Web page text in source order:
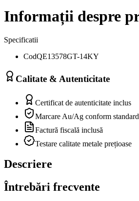
Informații despre
Specificatii
CodQE13578GT-14KY
Calitate & Autenticitate
Certificat de autenticitate inclus
Marcare Au/Ag conform
Factură fiscală inclusă
Testare calitate metale prețioase
Descriere
Întrebări frecvente